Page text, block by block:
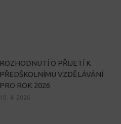
ROZHODNUTÍ O PŘIJETÍ K
PŘEDŠKOLNÍMU VZDĚLÁVÁNÍ
PRO ROK 2026
10. 4. 2026